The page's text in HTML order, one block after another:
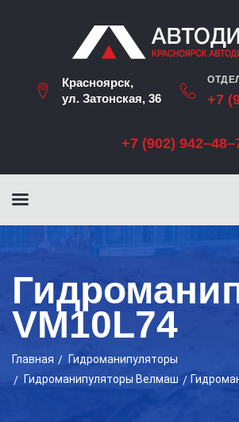
Красноярск,
ул. Затонская, 36
+7
+7 (902)
VM10L74
Главная
Гидроманипуляторы
Гидроманипуляторы Велмаш